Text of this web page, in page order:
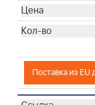
Поставка из EU